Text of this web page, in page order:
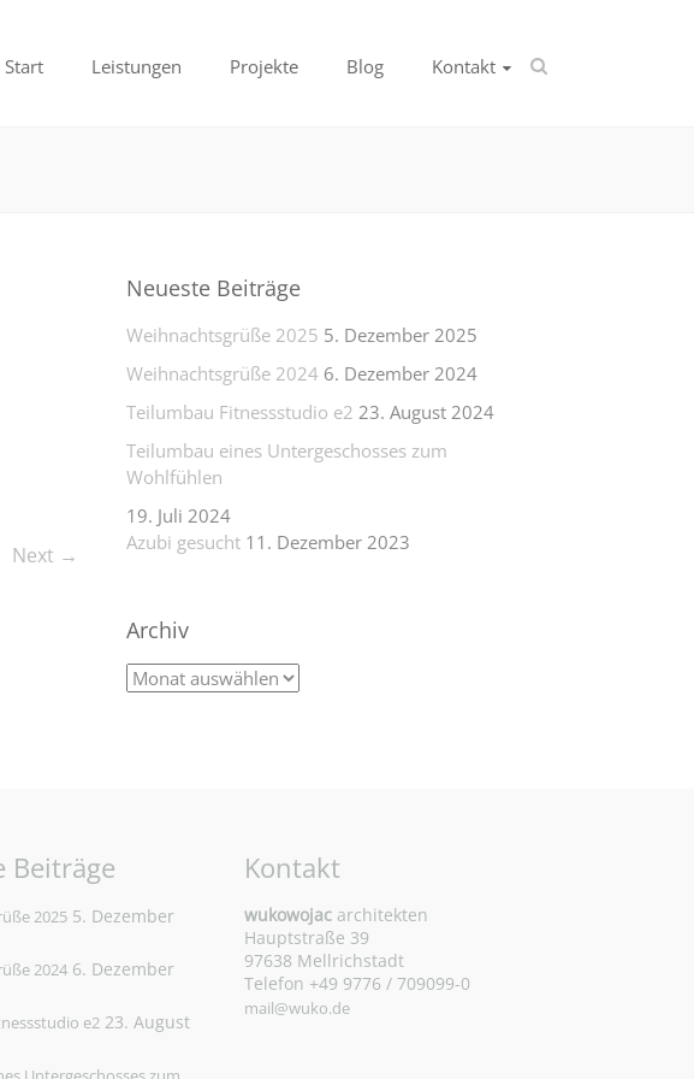
Start Leistungen Projekte Blog Kontakt
Next →
Neueste Beiträge
Weihnachtsgrüße 2025 5. Dezember 2025
Weihnachtsgrüße 2024 6. Dezember 2024
Teilumbau Fitnessstudio e2 23. August 2024
Teilumbau eines Untergeschosses zum
Wohlfühlen
19. Juli 2024
Azubi gesucht 11. Dezember 2023
Archiv
Beiträge
2025 5. Dezember
2024 6. Dezember
e2 23. August
Kontakt
wukowojacarchitekten
Hauptstraße 39
97638 Mellrichstadt
Telefon +49 9776 / 709099-0
mail@wuko.de